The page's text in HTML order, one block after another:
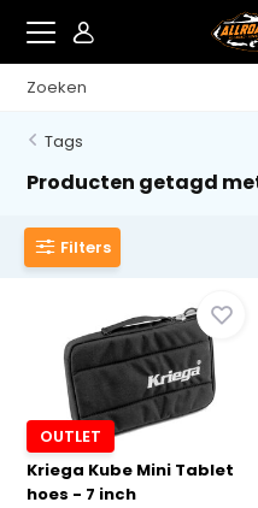
Tags
Producten getagd
Filters
OUTLET
Kriega Kube Mini Tablet
hoes - 7 inch